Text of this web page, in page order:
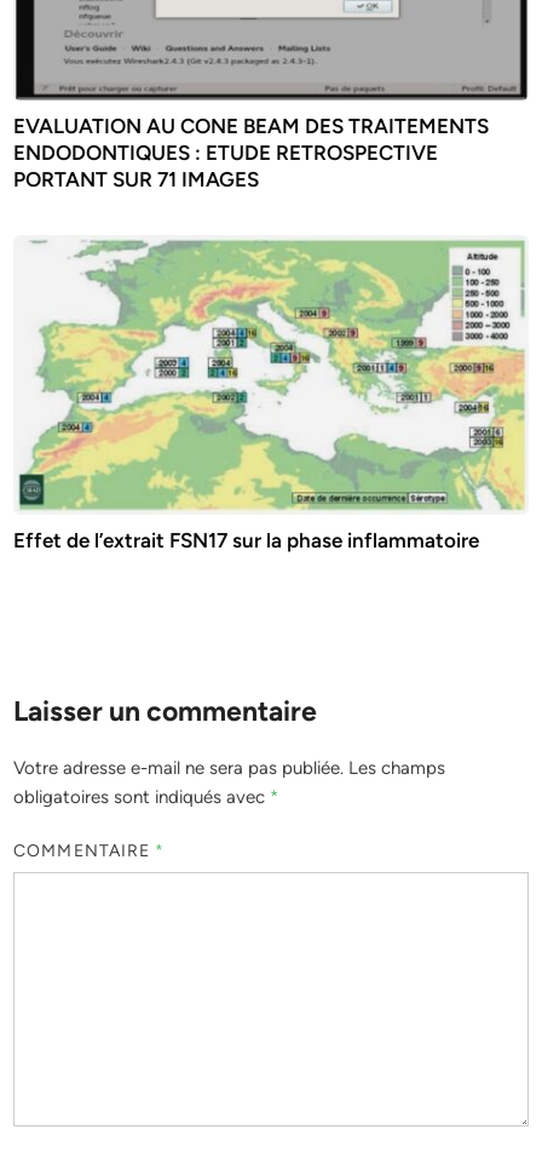
EVALUATION AU CONE BEAM DES TRAITEMENTS
ENDODONTIQUES : ETUDE RETROSPECTIVE
PORTANT SUR 71 IMAGES
Effet de l’extrait FSN17 sur la phase inflammatoire
Laisser un commentaire
Votre adresse e-mail ne sera pas publiée. Les champs
obligatoires sont indiqués avec *
COMMENTAIRE *